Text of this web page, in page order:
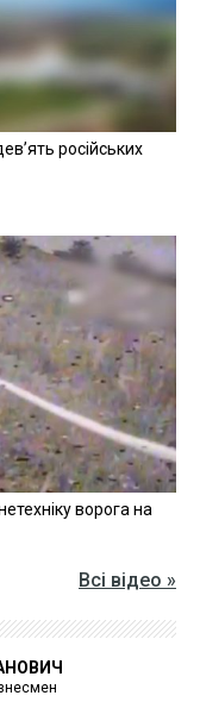
російських
ворога на
Всі відео »